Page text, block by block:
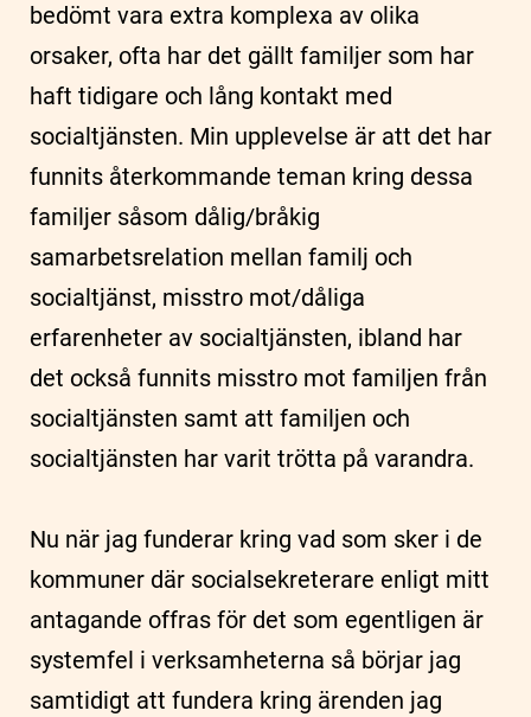
bedömt vara extra komplexa av olika
orsaker, ofta har det gällt familjer som har
haft tidigare och lång kontakt med
socialtjänsten. Min upplevelse är att det har
funnits återkommande teman kring dessa
familjer såsom dålig/bråkig
samarbetsrelation mellan familj och
socialtjänst, misstro mot/dåliga
erfarenheter av socialtjänsten, ibland har
det också funnits misstro mot familjen från
socialtjänsten samt att familjen och
socialtjänsten har varit trötta på varandra.
Nu när jag funderar kring vad som sker i de
kommuner där socialsekreterare enligt mitt
antagande offras för det som egentligen är
systemfel i verksamheterna så börjar jag
samtidigt att fundera kring ärenden jag